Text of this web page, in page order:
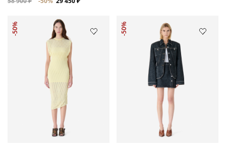
-50% -50%